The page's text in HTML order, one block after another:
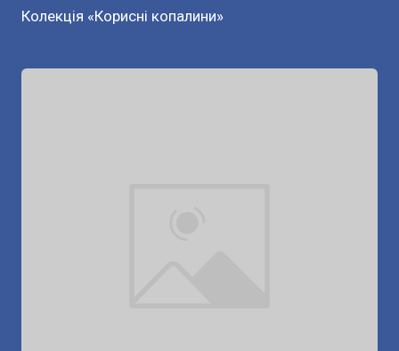
Колекція «Корисні копалини»